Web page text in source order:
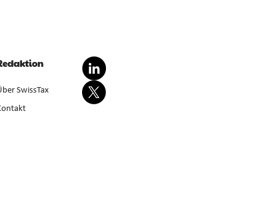
aus
von Anlagevermögen
steuerbar, bei Aufgabe
(E. 5.4.1–5.4.3).
SwissTax